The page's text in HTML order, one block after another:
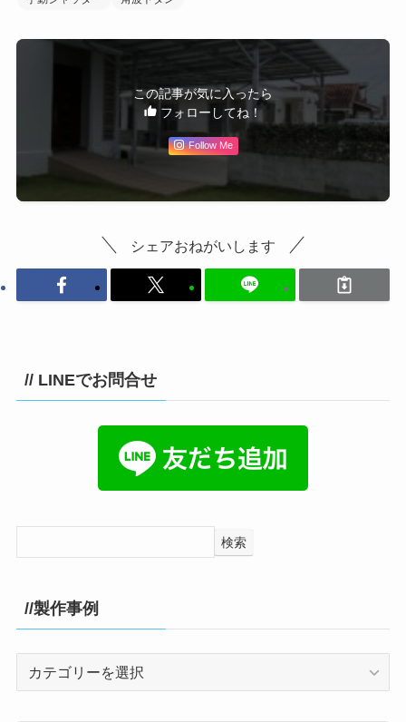
この記事が気に入ったら
フォローしてね！
Follow Me
シェアおねがいします
// LINEでお問合せ
検索
//製作事例